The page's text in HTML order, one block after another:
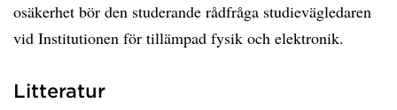
osäkerhet bör den studerande rådfråga studievägledaren
vid Institutionen för tillämpad fysik och elektronik.
Litteratur